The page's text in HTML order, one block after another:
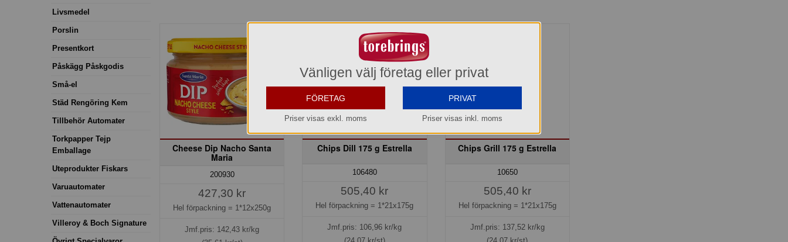
Livsmedel
Porslin
Presentkort
Påskägg Påskgodis
Små-el
Städ Rengöring Kem
Tillbehör Automater
Torkpapper Tejp
Emballage
Uteprodukter Fiskars
Varuautomater
Vattenautomater
Villeroy & Boch Signature
Cheese Dip Nacho Santa
Maria
200930
427,30 kr
Hel förpackning = 1*12x250g
Jmf.pris: 142,43 kr/kg
Chips Dill 175 g Estrella
106480
505,40 kr
Hel förpackning = 1*21x175g
Jmf.pris: 106,96 kr/kg
Chips Grill 175 g Estrella
10650
505,40 kr
Hel förpackning = 1*21x175g
Jmf.pris: 137,52kr/kg
Vänligen välj företag eller privat
FÖRETAG
Priser visas exkl. moms
PRIVAT
Priser visas inkl. moms